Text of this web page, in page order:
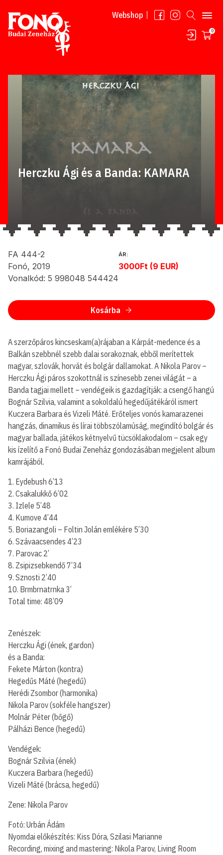
Tovább a tartalomhoz Webshop
0
Herczku Ági és a Banda: KAMARA
FA 444-2
Fonó, 2019
Vonalkód: 5 998048 544424
ÁR:
3000Ft (9 EUR)
Kosárba
A szerzőpáros kincseskam(a)rájaban a Kárpát-medence és a
Balkán szebbnél szebb dalai sorakoznak, ebből merítettek
magyar, szlovák, horvát és bolgár dallamokat. A Nikola Parov –
Herczku Ági páros szokottnál is színesebb zenei világát – a
Banda tagjai mellett – vendégeik is gazdagítják: a csengő hangú
Bognár Szilvia, valamint a sokoldalú hegedűjátékáról ismert
Kuczera Barbara és Vizeli Máté. Erőteljes vonós kamarazenei
hangzás, dinamikus és lírai többszólamúság, megindító bolgár és
magyar ballada, játékos kétnyelvű tücsöklakodalom – csak egy
kis ízelítő a Fonó Budai Zeneház gondozásában megjelent album
kamrájából.
1. Eydebush 6’13
2. Csakalukkő 6’02
3. Izlele 5’48
4. Kumove 4’44
5. Boriazangoli – Foltin Jolán emlékére 5’30
6. Szávaacsendes 4’23
7. Parovac 2’
8. Zsipizsebkendő 7’34
9. Sznosti 2’40
10. Brmbrnatrnka 3’
Total time: 48’09
Zenészek:
Herczku Ági (ének, gardon)
és a Banda:
Fekete Márton (kontra)
Hegedűs Máté (hegedű)
Herédi Zsombor (harmonika)
Nikola Parov (sokféle hangszer)
Molnár Péter (bőgő)
Pálházi Bence (hegedű)
Vendégek:
Bognár Szilvia (ének)
Kuczera Barbara (hegedű)
Vizeli Máté (brácsa, hegedű)
Zene: Nikola Parov
Fotó: Urbán Ádám
Nyomdai előkészítés: Kiss Dóra, Szilasi Marianne
Recording, mixing and mastering: Nikola Parov, Living Room